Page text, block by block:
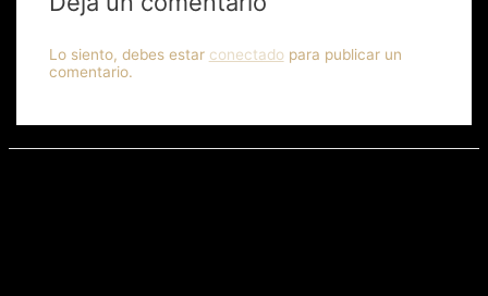
Lo siento, debes estar conectadopara publicar un
comentario.